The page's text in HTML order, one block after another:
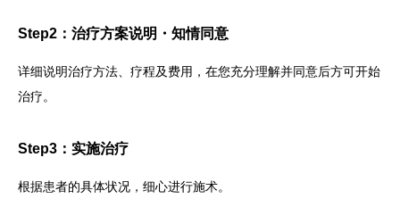
Step2：治疗方案说明・知情同意
详细说明治疗方法、疗程及费用，在您充分理解并同意后方可开始
治疗。
Step3：实施治疗
根据患者的具体状况，细心进行施术。